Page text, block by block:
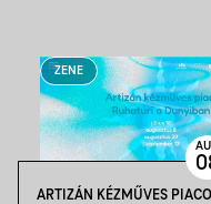
ZENE
ARTIZÁN KÉZMŰVES